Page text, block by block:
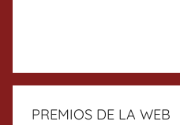
PREMIOS DE LA WEB